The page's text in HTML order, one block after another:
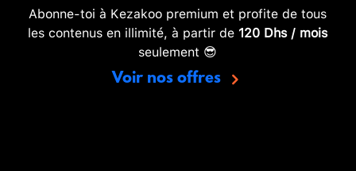
Abonne-toi à Kezakoo premium et profite de tous
les contenus en illimité, à partir de 120 Dhs / mois
seulement 😎
Voir nos offres